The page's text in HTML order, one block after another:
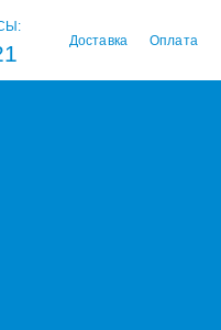
Доставка Оплата